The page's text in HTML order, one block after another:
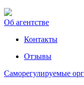
Об агентстве
Контакты
Отзывы
Саморегулируемые